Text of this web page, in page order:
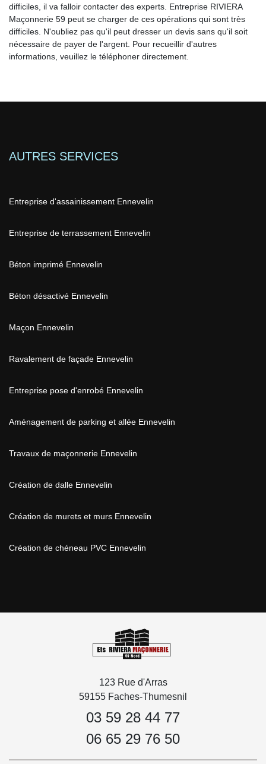
difficiles, il va falloir contacter des experts. Entreprise RIVIERA
Maçonnerie 59 peut se charger de ces opérations qui sont très
difficiles. N'oubliez pas qu'il peut dresser un devis sans qu'il soit
nécessaire de payer de l'argent. Pour recueillir d'autres
informations, veuillez le téléphoner directement.
AUTRES SERVICES
Entreprise d'assainissement Ennevelin
Entreprise de terrassement Ennevelin
Béton imprimé Ennevelin
Béton désactivé Ennevelin
Maçon Ennevelin
Ravalement de façade Ennevelin
Entreprise pose d'enrobé Ennevelin
Aménagement de parking et allée Ennevelin
Travaux de maçonnerie Ennevelin
Création de dalle Ennevelin
Création de murets et murs Ennevelin
Création de chéneau PVC Ennevelin
123 Rue d'Arras
59155 Faches-Thumesnil
03 59 28 44 77
06 65 29 76 50